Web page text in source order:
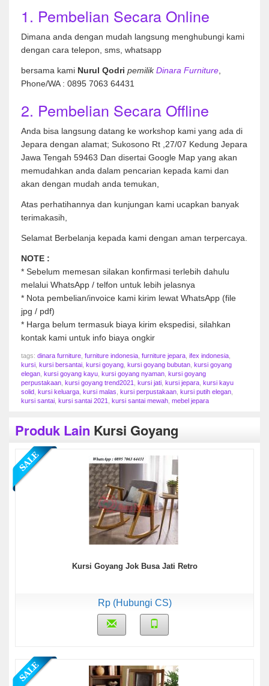
1. Pembelian Secara Online
Dimana anda dengan mudah langsung menghubungi kami
dengan cara telepon, sms, whatsapp
bersama kami Nurul Qodri pemilikDinara Furniture
Phone/WA : 0895 7063 64431
2. Pembelian Secara Offline
Anda bisa langsung datang ke workshop kami yang ada di
Jepara dengan alamat; Sukosono Rt ,27/07 Kedung Jepara
Jawa Tengah 59463 Dan disertai Google Map yang akan
memudahkan anda dalam pencarian kepada kami dan
akan dengan mudah anda temukan,
Atas perhatihannya dan kunjungan kami ucapkan banyak
terimakasih,
Selamat Berbelanja kepada kami dengan aman terpercaya.
NOTE :
* Sebelum memesan silakan konfirmasi terlebih dahulu
melalui WhatsApp / telfon untuk lebih jelasnya
* Nota pembelian/invoice kami kirim lewat WhatsApp (file
jpg / pdf)
* Harga belum termasuk biaya kirim ekspedisi, silahkan
kontak kami untuk info biaya ongkir
tags: dinara furniture furniture indonesia furniture jepara ifex indonesia
kursi kursi bersantai kursi goyang kursi goyang bubutan kursi goyang
elegan kursi goyang kayu kursi goyang nyaman kursi goyang
perpustakaan kursi goyang trend2021 kursi jati kursi jepara kursi kayu
solid kursi keluarga kursi malas kursi perpustakaan kursi putih elegan
kursi santai kursi santai 2021 kursi santai mewah mebel jepara
Produk Lain Kursi Goyang
Kursi Goyang Jok Busa Jati Retro
Rp (Hubungi CS)